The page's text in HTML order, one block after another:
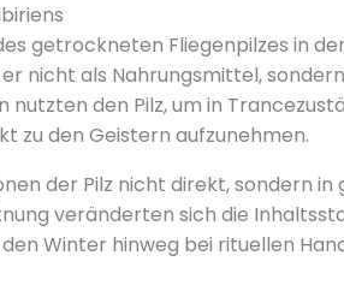
getrockneten Fliegenpilzes in
nicht als Nahrungsmittel,
den Pilz, um in
zu den Geistern aufzunehmen.
der Pilz nicht direkt, sondern
veränderten sich die
Winter hinweg bei rituellen